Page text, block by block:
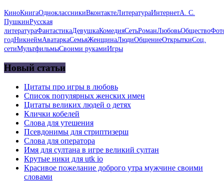
КиноКнигаОдноклассникиВконтактеЛитератураИнтернетА. С.
ПушкинРусская
литератураФантастикаДевушкаКомедияСетьРоманЛюбовьОбщество
годНикнеймАватаркаСемьяЖенщинаЛюдиОбщениеОткрыткиСоц.
сетиМультфильмыСвоими рукамиИгры
Новый статьи
Цитаты про игры в любовь
Список популярных женских имен
Цитаты великих людей о детях
Клички кобелей
Слова для утешения
Псевдонимы для стриптизерш
Слова для оператора
Имя для султана в игре великий султан
Крутые ники для utk io
Красивое пожелание доброго утра мужчине своими
словами